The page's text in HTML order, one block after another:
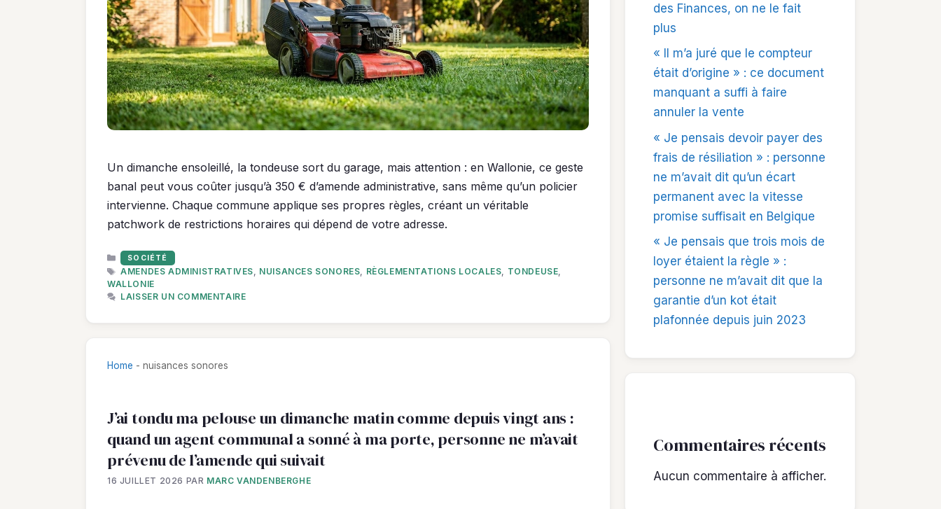
Un dimanche ensoleillé, la tondeuse sort du garage, mais attention : en Wallonie, ce geste
banal peut vous coûter jusqu’à 350 € d’amende administrative, sans même qu’un policier
intervienne. Chaque commune applique ses propres règles, créant un véritable
patchwork de restrictions horaires qui dépend de votre adresse.
CATÉGORIES
SOCIÉTÉ
ÉTIQUETTES
AMENDES ADMINISTRATIVES, NUISANCES SONORES, RÈGLEMENTATIONS LOCALES, TONDEUSE,
WALLONIE
LAISSER UN COMMENTAIRE
Home - nuisances sonores
J’ai tondu ma pelouse un dimanche matin comme depuis vingt ans :
quand un agent communal a sonné à ma porte, personne ne m’avait
prévenu de l’amende qui suivait
16 JUILLET 2026 PAR MARC VANDENBERGHE
des Finances, on ne le fait
plus
« Il m’a juré que le compteur
était d’origine » : ce document
manquant a suffi à faire
annuler la vente
« Je pensais devoir payer des
frais de résiliation » : personne
ne m’avait dit qu’un écart
permanent avec la vitesse
promise suffisait en Belgique
« Je pensais que trois mois de
loyer étaient la règle » :
personne ne m’avait dit que la
garantie d’un kot était
plafonnée depuis juin 2023
Commentaires récents
Aucun commentaire à afficher.